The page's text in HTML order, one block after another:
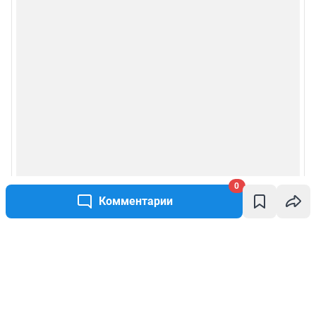
Комментарии
0